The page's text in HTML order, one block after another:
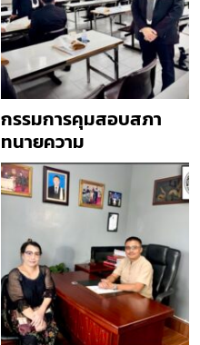
กรรมการคุมสอบสภา
ทนายความ